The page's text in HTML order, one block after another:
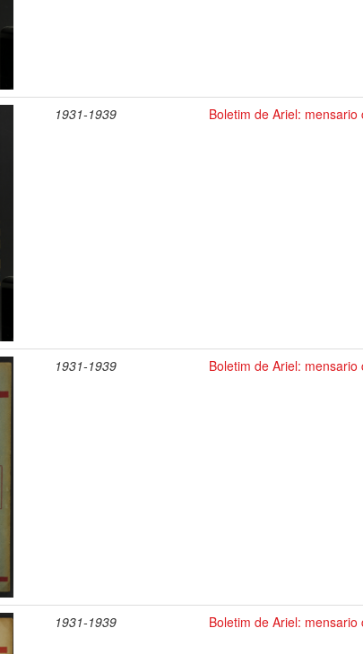
1931-1939 Boletim de Ariel:
1931-1939 Boletim de Ariel:
1931-1939 Boletim de Ariel: